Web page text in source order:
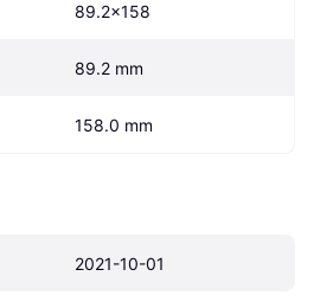
89.2x158
89.2 mm
158.0 mm
2021-10-01